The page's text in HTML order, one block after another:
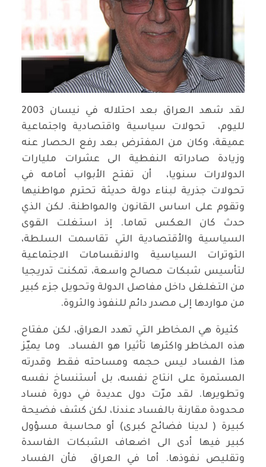
لقد شهد العراق بعد احتلاله في نيسان 2003
لليوم، تحولات سياسية واقتصادية واجتماعية
عميقة، وكان من المفترض بعد رفع الحصار عنه
وزيادة صادراته النفطية الى عشرات مليارات
الدولارات سنويا، أن تفتح الأبواب أمامه في
تحولات جذرية لبناء دولة حديثة تحترم مواطنيها
وتقوم على اساس القانون والمواطنة. لكن الذي
حدث كان العكس تماما. إذ استغلت القوى
السياسية والأقتصادية التي تقاسمت السلطة،
التوترات السياسية والانقسامات الاجتماعية
لتأسيس شبكات مصالح واسعة، تمكنت تدريجيا
من التغلغل داخل مفاصل الدولة وتحويل جزء كبير
من مواردها إلى مصدر دائم للنفوذ والثروة.
كثيرة هي المخاطر التي تهدد العراق، لكن مفتاح
هذه المخاطر واكثرها تأثيرا هو الفساد. وما يميّز
هذا الفساد ليس حجمه ومساحته فقط وقدرته
المستمرة على انتاج نفسه، بل أستنساخ نفسه
وتطويرها. لقد مرّت دول عديدة في دورة فساد
محدودة مقارنة بالفساد عندنا، لكن كشف فضيحة
كبيرة ( لدينا فضائح كبرى) أو محاسبة مسؤول
كبير فيها أدى الى اضعاف الشبكات الفاسدة
وتقليص نفوذها. أما في العراق فأن الفساد